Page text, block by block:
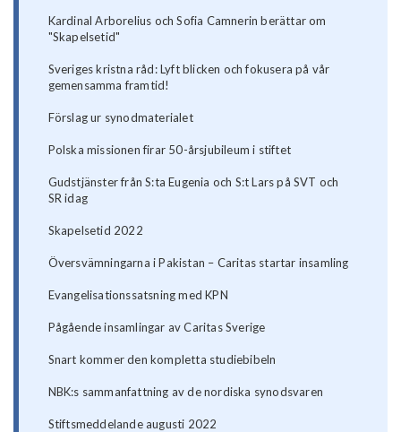
Kardinal Arborelius och Sofia Camnerin berättar om
"Skapelsetid"
Sveriges kristna råd: Lyft blicken och fokusera på vår
gemensamma framtid!
Förslag ur synodmaterialet
Polska missionen firar 50-årsjubileum i stiftet
Gudstjänster från S:ta Eugenia och S:t Lars på SVT och
SR idag
Skapelsetid 2022
Översvämningarna i Pakistan – Caritas startar insamling
Evangelisationssatsning med KPN
Pågående insamlingar av Caritas Sverige
Snart kommer den kompletta studiebibeln
NBK:s sammanfattning av de nordiska synodsvaren
Stiftsmeddelande augusti 2022